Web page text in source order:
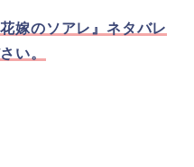
嫁のソアレ』ネタバレ
い。